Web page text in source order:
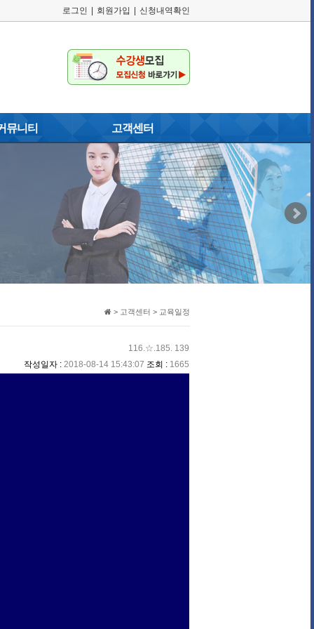
로그인 회원가입 신청내역확인
뮤니티 고객센터
공지사항
교육일정
자주묻는질문
이용약관
개인정보취급방침
고객게시판
> 고객센터 > 교육일정
116.☆.185. 139
작성일자 : 2018-08-14 15:43:07 조회 : 1665